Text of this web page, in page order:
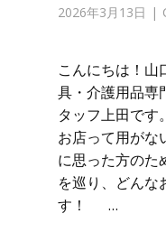
2026年3月13日
こんにちは！山
具・介護用品専
タッフ上田で
お店って用がな
に思った方のた
を巡り、どんな
す！ …